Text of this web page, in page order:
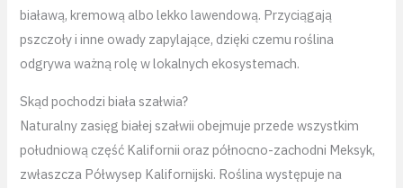
białawą, kremową albo lekko lawendową. Przyciągają
pszczoły i inne owady zapylające, dzięki czemu roślina
odgrywa ważną rolę w lokalnych ekosystemach.
Skąd pochodzi biała szałwia?
Naturalny zasięg białej szałwii obejmuje przede wszystkim
południową część Kalifornii oraz północno-zachodni Meksyk,
zwłaszcza Półwysep Kalifornijski. Roślina występuje na